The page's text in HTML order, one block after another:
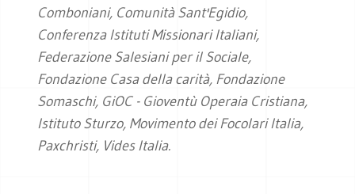
Comboniani, Comunità Sant'Egidio,
Conferenza Istituti Missionari Italiani,
Federazione Salesiani per il Sociale,
Fondazione Casa della carità, Fondazione
Somaschi, GiOC - Gioventù Operaia Cristiana,
Istituto Sturzo, Movimento dei Focolari Italia,
Paxchristi, Vides Italia.